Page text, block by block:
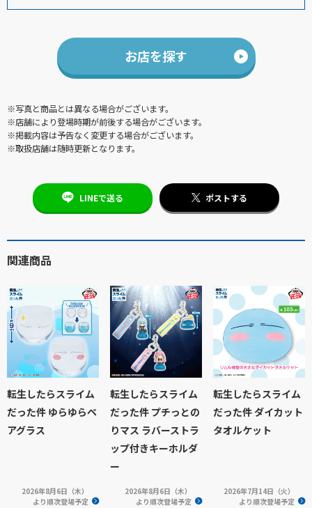
お店を探す
※写真と商品とは異なる場合がございます。
※店舗により登場時期が前後する場合がございます。
※掲載内容は予告なく変更する場合がございます。
※取扱店舗は随時更新となります。
LINEで送る ポストする
関連商品
転生したらスライム
だった件 ゆらゆらペ
アグラス
2026年8月6日（木）
より順次登場予定
転生したらスライム
だった件 プチっとの
りマス ラバーストラ
ップ付きキーホルダ
ー
2026年8月6日（木）
より順次登場予定
転生したらスライム
だった件 ダイカット
タオルケット
2026年7月14日（火）
より順次登場予定